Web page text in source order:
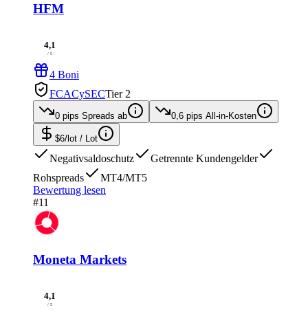
HFM
4,1
/ 5
4 Boni
FCACySECTier 2
0 pips Spreads ab 0,6 pips All-in-Kosten
$6/lot / Lot
Negativsaldoschutz
Getrennte Kundengelder
Rohspreads
MT4/MT5
Bewertung lesen
#11
Moneta Markets
4,1
/ 5